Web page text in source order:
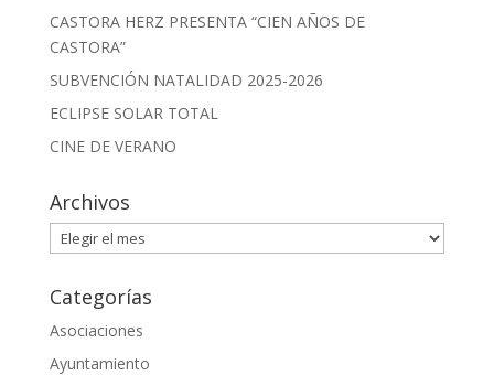
CASTORA HERZ PRESENTA “CIEN AÑOS DE
CASTORA”
SUBVENCIÓN NATALIDAD 2025-2026
ECLIPSE SOLAR TOTAL
CINE DE VERANO
Archivos
Archivos
Categorías
Asociaciones
Ayuntamiento